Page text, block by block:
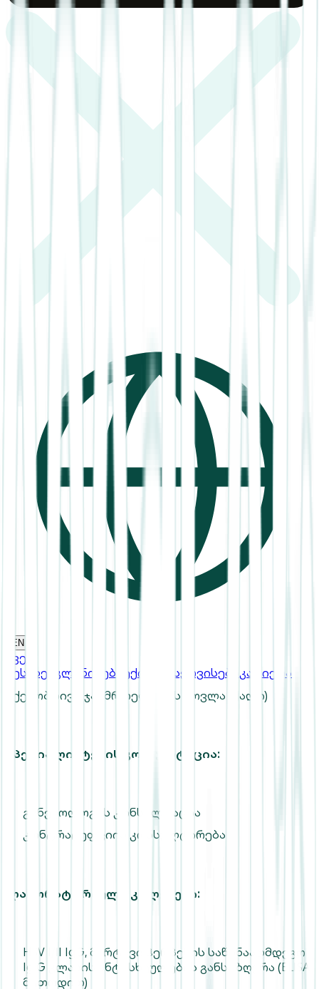
EN
ჩვენ
შესახებ
კლინიკები ექიმები სერვისები კარიერა
სქესობრივი ჯანმრთელობის მოვლა (ქალი)
სპეციალისტების კონსულტაცია:
გინეკოლოგის კონსულტაცია
კონტრაცეფციის კონსულტირება
ლაბორატორიული კვლევები:
HSV I/II IgG, მარტივი ჰერპესის საწინააღმდეგო
Ig G კლასის ანტისხეულების განსაზღვრა (ELISA
მეთოდით)